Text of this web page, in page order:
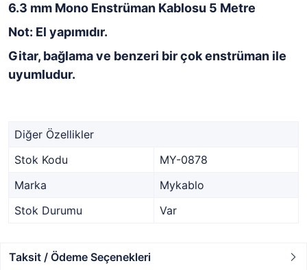
6.3 mm Mono Enstrüman Kablosu 5 Metre
Not: El yapımıdır.
Gitar, bağlama ve benzeri bir çok enstrüman ile
uyumludur.
Diğer Özellikler
Stok Kodu
MY-0878
Marka
Mykablo
Stok Durumu
Var
Taksit / Ödeme Seçenekleri